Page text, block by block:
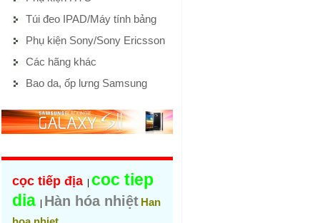
Túi đeo IPAD/Máy tính bảng
Phụ kiện Sony/Sony Ericsson
Các hãng khác
Bao da, ốp lưng Samsung
cọc tiếp địa
coc tiep
dia Hàn hóa nhiệt Han